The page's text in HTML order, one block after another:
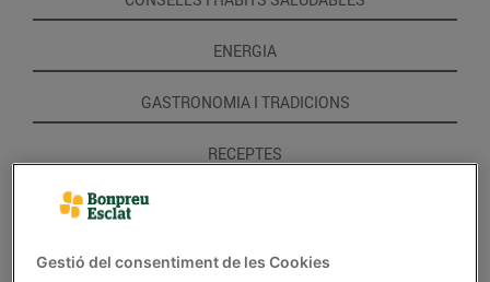
ENERGIA
GASTRONOMIA I TRADICIONS
RECEPTES
Gestió del consentiment de les Cookies